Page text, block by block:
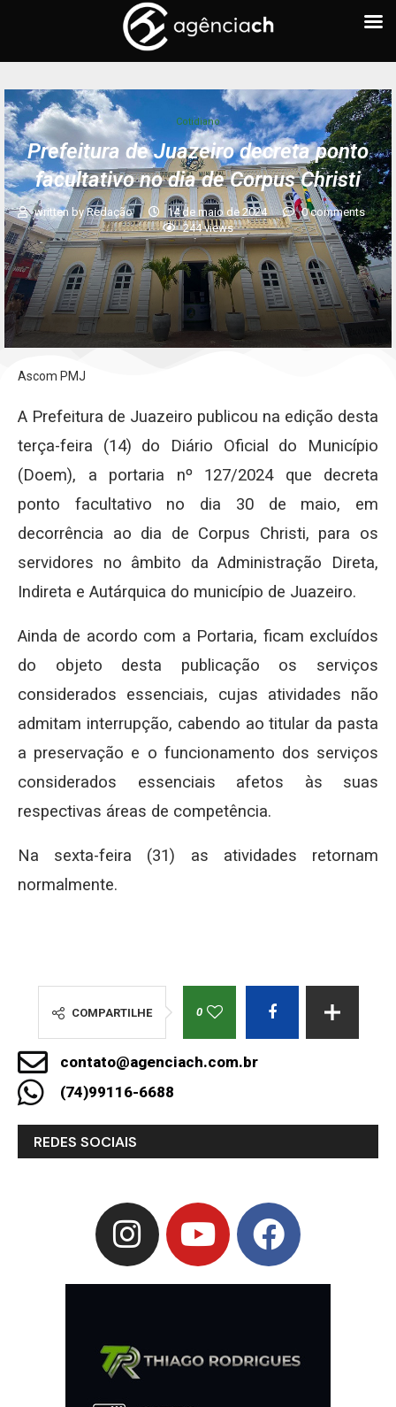
Cotidiano
Prefeitura de Juazeiro decreta ponto
facultativo no dia de Corpus Christi
written byRedação 14 de maio de 2024
0 comments
244views
Ascom PMJ
A Prefeitura de Juazeiro publicou na edição desta
terça-feira (14) do Diário Oficial do Município
(Doem), a portaria nº 127/2024 que decreta
ponto facultativo no dia 30 de maio, em
decorrência ao dia de Corpus Christi, para os
servidores no âmbito da Administração Direta,
Indireta e Autárquica do município de Juazeiro.
Ainda de acordo com a Portaria, ficam excluídos
do objeto desta publicação os serviços
considerados essenciais, cujas atividades não
admitam interrupção, cabendo ao titular da pasta
a preservação e o funcionamento dos serviços
considerados essenciais afetos às suas
respectivas áreas de competência.
Na sexta-feira (31) as atividades retornam
normalmente.
COMPARTILHE 0
contato@agenciach.com.br
(74)99116-6688
REDES SOCIAIS